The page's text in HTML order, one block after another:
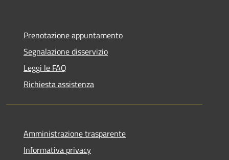
Prenotazione appuntamento
Segnalazione disservizio
Leggi le FAQ
Richiesta assistenza
Amministrazione trasparente
Informativa privacy